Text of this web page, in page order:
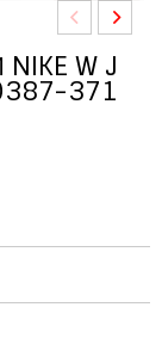
W J
371